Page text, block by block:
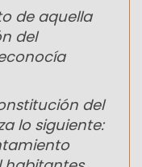
de aquella
del
del
lo siguiente: